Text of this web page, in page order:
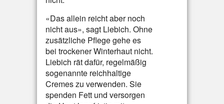
«Das allein reicht aber noch
nicht aus», sagt Liebich. Ohne
zusätzliche Pflege gehe es
bei trockener Winterhaut nicht.
Liebich rät dafür, regelmäßig
sogenannte reichhaltige
Cremes zu verwenden. Sie
spenden Fett und versorgen